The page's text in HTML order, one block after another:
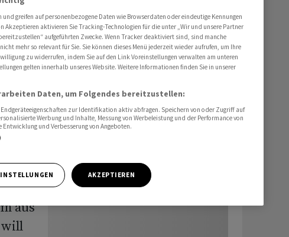
aus
will
greifen auf personenbezogene Daten wie Browserdaten oder eindeutige Kennungen
Akzeptieren aktivieren Sie Tracking-Technologien für die unter „Wir und unsere Partner
aufgeführten Zwecke. Wenn Tracker deaktiviert sind, sind manche
mehr so relevant für Sie. Sie können dieses Menü jederzeit wieder aufrufen, um Ihre
zu widerrufen, indem Sie auf den Link Voreinstellungen verwalten am unteren
gelten innerhalb unseres Website. Weitere Informationen finden Sie in unserer
Daten, um Folgendes bereitzustellen:
zur Identifikation aktiv abfragen. Speichern von oder Zugriff auf
Werbung und Inhalte, Messung von Werbeleistung und der Performance von
und Verbesserung von Angeboten.
AKZEPTIEREN